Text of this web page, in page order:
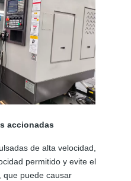
accionadas
de alta velocidad,
permitido y evite el
que puede causar